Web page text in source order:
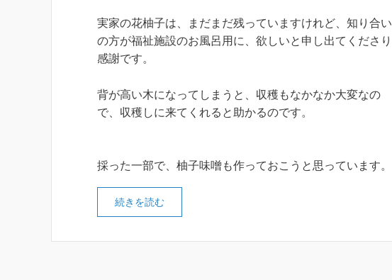
実家の花柚子は、まだまだ残っていますけれど、知り合い
の方が福祉施設のお風呂用に、欲しいと申し出てくださり
感謝です。
背が高い木になってしまうと、収穫もなかなか大変なの
で、収穫しに来てくれると助かるのです。
採った一部で、柚子味噌も作っておこうと思っています。
続きを読む